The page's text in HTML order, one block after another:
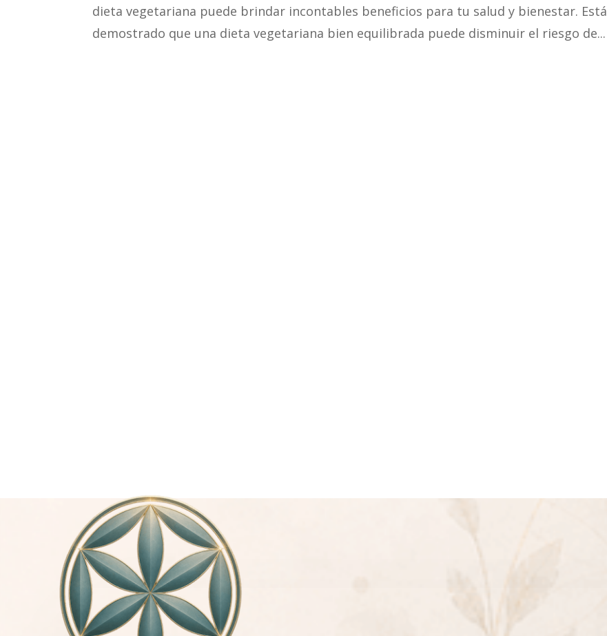
dieta vegetariana puede brindar incontables beneficios para tu salud y bienestar. Está
demostrado que una dieta vegetariana bien equilibrada puede disminuir el riesgo de...